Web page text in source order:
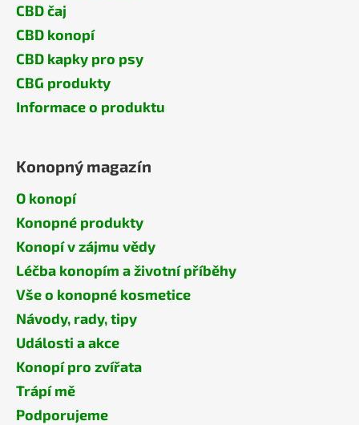
CBD čaj
CBD konopí
CBD kapky pro psy
CBG produkty
Informace o produktu
Konopný magazín
O konopí
Konopné produkty
Konopí v zájmu vědy
Léčba konopím a životní příběhy
Vše o konopné kosmetice
Návody, rady, tipy
Události a akce
Konopí pro zvířata
Trápí mě
Podporujeme